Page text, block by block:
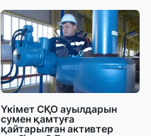
Үкімет СҚО ауылдарын
сумен қамтуға
қайтарылған активтер